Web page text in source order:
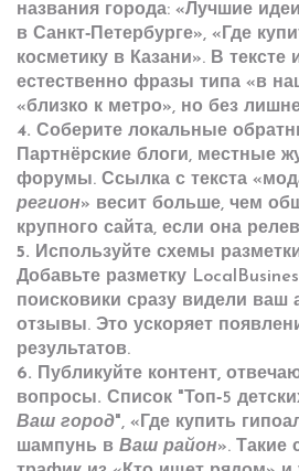
названия города: «Лучшие
в Санкт‑Петербурге», «Где
косметику в Казани». В тексте
естественно фразы типа «в
«близко к метро», но без
4. Соберите локальные
Партнёрские блоги, местные
форумы. Ссылка с текста
регион» весит больше, чем
крупного сайта, если она
5. Используйте схемы
Добавьте разметку
поисковики сразу видели ваш
отзывы. Это ускоряет
результатов.
6. Публикуйте контент,
вопросы. Список "Топ‑5
Ваш город", «Где купить
шампунь в Ваш район». Такие